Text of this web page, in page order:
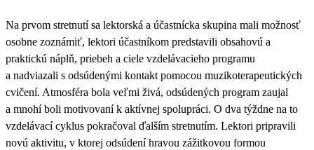
Na prvom stretnutí sa lektorská a účastnícka skupina mali možnosť
osobne zoznámiť, lektori účastníkom predstavili obsahovú a
praktickú náplň, priebeh a ciele vzdelávacieho programu
a nadviazali s odsúdenými kontakt pomocou muzikoterapeutických
cvičení. Atmosféra bola veľmi živá, odsúdených program zaujal
a mnohí boli motivovaní k aktívnej spolupráci. O dva týždne na to
vzdelávací cyklus pokračoval ďalším stretnutím. Lektori pripravili
novú aktivitu, v ktorej odsúdení hravou zážitkovou formou